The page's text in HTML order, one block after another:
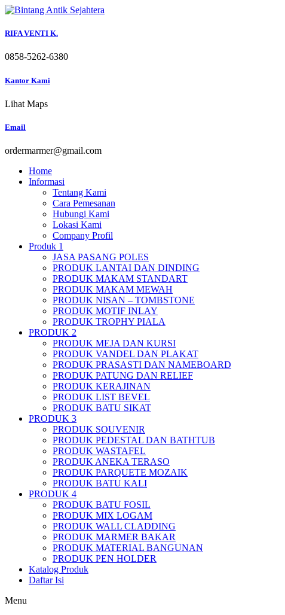
Skip
content
RIFA VENTI K.
0858-5262-6380
Kantor Kami
Lihat Maps
Email
ordermarmer@gmail.com
Home
Informasi
Tentang Kami
Cara Pemesanan
Hubungi Kami
Lokasi Kami
Company Profil
Produk 1
JASA PASANG POLES
PRODUK LANTAI DAN DINDING
PRODUK MAKAM STANDART
PRODUK MAKAM MEWAH
PRODUK NISAN – TOMBSTONE
PRODUK MOTIF INLAY
PRODUK TROPHY PIALA
PRODUK 2
PRODUK MEJA DAN KURSI
PRODUK VANDEL DAN PLAKAT
PRODUK PRASASTI DAN NAMEBOARD
PRODUK PATUNG DAN RELIEF
PRODUK KERAJINAN
PRODUK LIST BEVEL
PRODUK BATU SIKAT
PRODUK 3
PRODUK SOUVENIR
PRODUK PEDESTAL DAN BATHTUB
PRODUK WASTAFEL
PRODUK ANEKA TERASO
PRODUK PARQUETE MOZAIK
PRODUK BATU KALI
PRODUK 4
PRODUK BATU FOSIL
PRODUK MIX LOGAM
PRODUK WALL CLADDING
PRODUK MARMER BAKAR
PRODUK MATERIAL BANGUNAN
PRODUK PEN HOLDER
Katalog Produk
Daftar Isi
Menu